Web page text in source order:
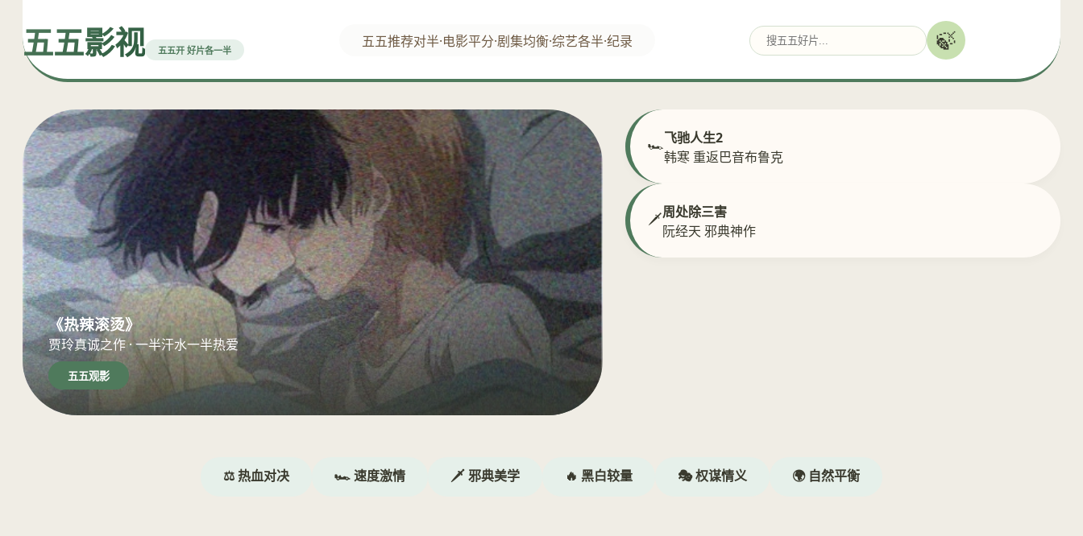
五五影视 五五开 好片各一半
五五推荐对半·电影平分·剧集均衡·综艺各半·纪录 🍃
《热辣滚烫》
贾玲真诚之作 · 一半汗水一半热爱
五五观影
🏎️飞驰人生2
韩寒 重返巴音布鲁克
🗡️周处除三害
阮经天 邪典神作
⚖️ 热血对决 🏎️ 速度激情 🗡️ 邪典美学 🔥 黑白较量 🎭 权谋情义 🌍 自然平衡